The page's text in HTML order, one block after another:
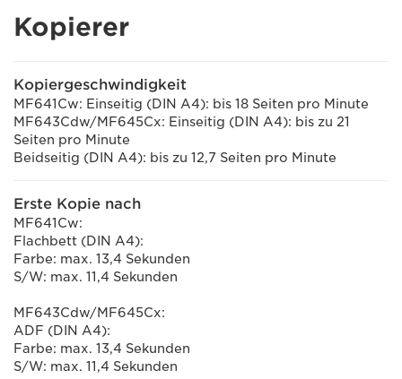
Kopierer
Kopiergeschwindigkeit
MF641Cw: Einseitig (DIN A4): bis 18 Seiten pro Minute
MF643Cdw/MF645Cx: Einseitig (DIN A4): bis zu 21
Seiten pro Minute
Beidseitig (DIN A4): bis zu 12,7 Seiten pro Minute
Erste Kopie nach
MF641Cw:
Flachbett (DIN A4):
Farbe: max. 13,4 Sekunden
S/W: max. 11,4 Sekunden
MF643Cdw/MF645Cx:
ADF (DIN A4):
Farbe: max. 13,4 Sekunden
S/W: max. 11,4 Sekunden